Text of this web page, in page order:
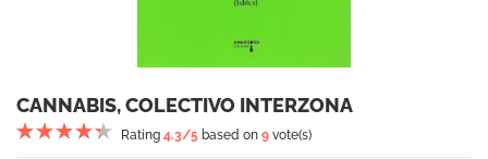
CANNABIS, COLECTIVO INTERZONA
Rating 4.3/5 based on 9 vote(s)